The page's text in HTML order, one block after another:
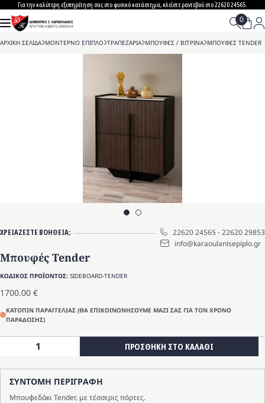
to
content
Για την καλύτερη εξυπηρέτηση σας στο φυσικό κατάστημα, κλείστε ραντεβού στο 22620 24565.
ΑΡΧΙΚΗ ΣΕΛΙΔΑ>ΜΟΝΤΕΡΝΟ ΕΠΙΠΛΟ>ΤΡΑΠΕΖΑΡΙΑ>ΜΠΟΥΦΕΣ / ΒΙΤΡΙΝΑ>ΜΠΟΥΦΕΣ TENDER
ΧΡΕΙΑΖΕΣΤΕ ΒΟΗΘΕΙΑ; 22620 24565-22620 29853
info@karaoulanisepiplo.gr
Μπουφές Tender
ΚΩΔΙΚΟΣ ΠΡΟΪΟΝΤΟΣ: SIDEBOARD-TENDER
1700.00 €
ΚΑΤΟΠΙΝ ΠΑΡΑΓΓΕΛΙΑΣ (ΘΑ ΕΠΙΚΟΙΝΩΝΗΣΟΥΜΕ ΜΑΖΙ ΣΑΣ ΓΙΑ ΤΟΝ ΧΡΟΝΟ
ΠΑΡΑΔΟΣΗΣ)
ποσότητα
ΠΡΟΣΘΗΚΗ ΣΤΟ ΚΑΛΑΘΙ
ΣΥΝΤΟΜΗ ΠΕΡΙΓΡΑΦΗ
Μπουφεδάκι Tender, με τέσσερις πόρτες.